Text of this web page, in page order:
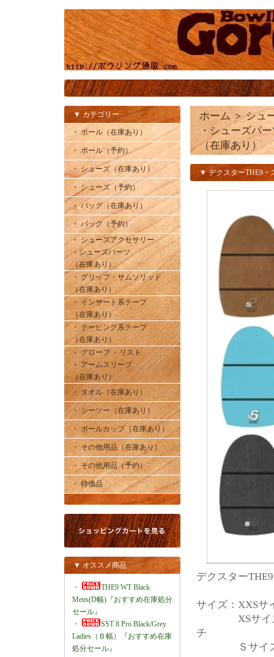
▼ カテゴリー
・ ボール（在庫あり）
・ ボール（予約）
・ シューズ（在庫あり）
・ シューズ（予約）
・ バッグ（在庫あり）
・ バッグ（予約）
・ シューズアクセサリー
・シューズパーツ
（在庫あり）
・ グリップ・サムソリッド
（在庫あり）
・ インサート系テープ
（在庫あり）
・ テーピング系テープ
（在庫あり）
・ グローブ ・リスト
・ アームスリーブ
（在庫あり）
・ タオル（在庫あり）
・ シーソー（在庫あり）
・ ボールカップ（在庫あり）
・ その他用品（在庫あり）
・ その他用品（予約）
・ 特価品
▼ オススメ商品
・
THE9 WT Black
Mens(D幅)『おすすめ在庫処分
セール』
・
SST 8 Pro Black/Grey
Ladies（Ｂ幅）『おすすめ在庫
処分セール』
ホーム ＞ シュ
・シューズパ
（在庫あり）
▼ デクスターTHE9・
デクスター
サイズ：XXSサ
XSサイズ
チ
Ｓサイズ